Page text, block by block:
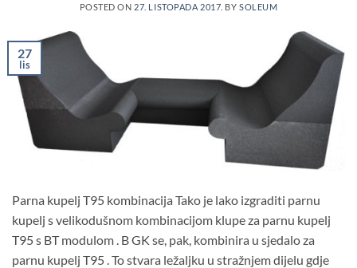
POSTED ON 27. LISTOPADA 2017. BYSOLEUM
27
lis
Parna kupelj T95 kombinacija Tako je lako izgraditi parnu
kupelj s velikodušnom kombinacijom klupe za parnu kupelj
T95 s BT modulom . B GK se, pak, kombinira u sjedalo za
parnu kupelj T95 . To stvara ležaljku u stražnjem dijelu gdje